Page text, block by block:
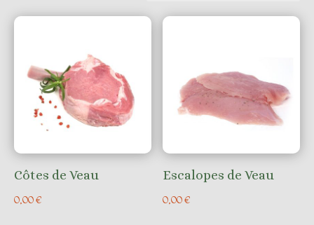
Côtes de Veau
0,00€
Escalopes de Veau
0,00€